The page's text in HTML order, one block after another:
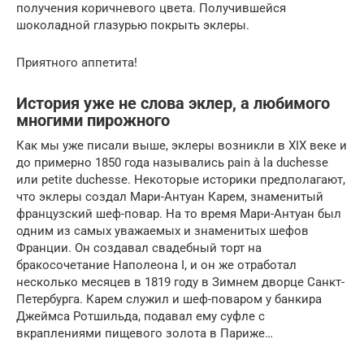
получения коричневого цвета. Получившейся
шоколадной глазурью покрыть эклеры.
Приятного аппетита!
История уже не слова эклер, а любимого
многими пирожного
Как мы уже писали выше, эклеры возникли в XIX веке и
до примерно 1850 года назывались pain à la duchesse
или petite duchesse. Некоторые историки предполагают,
что эклеры создал Мари-Антуан Карем, знаменитый
французский шеф-повар. На то время Мари-Антуан был
одним из самых уважаемых и знаменитых шефов
Франции. Он создавал свадебный торт на
бракосочетание Наполеона I, и он же отработал
несколько месяцев в 1819 году в Зимнем дворце Санкт-
Петербурга. Карем служил и шеф-поваром у банкира
Джеймса Ротшильда, подавал ему суфле с
вкраплениями пищевого золота в Париже…